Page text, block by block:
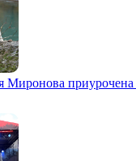
приурочена